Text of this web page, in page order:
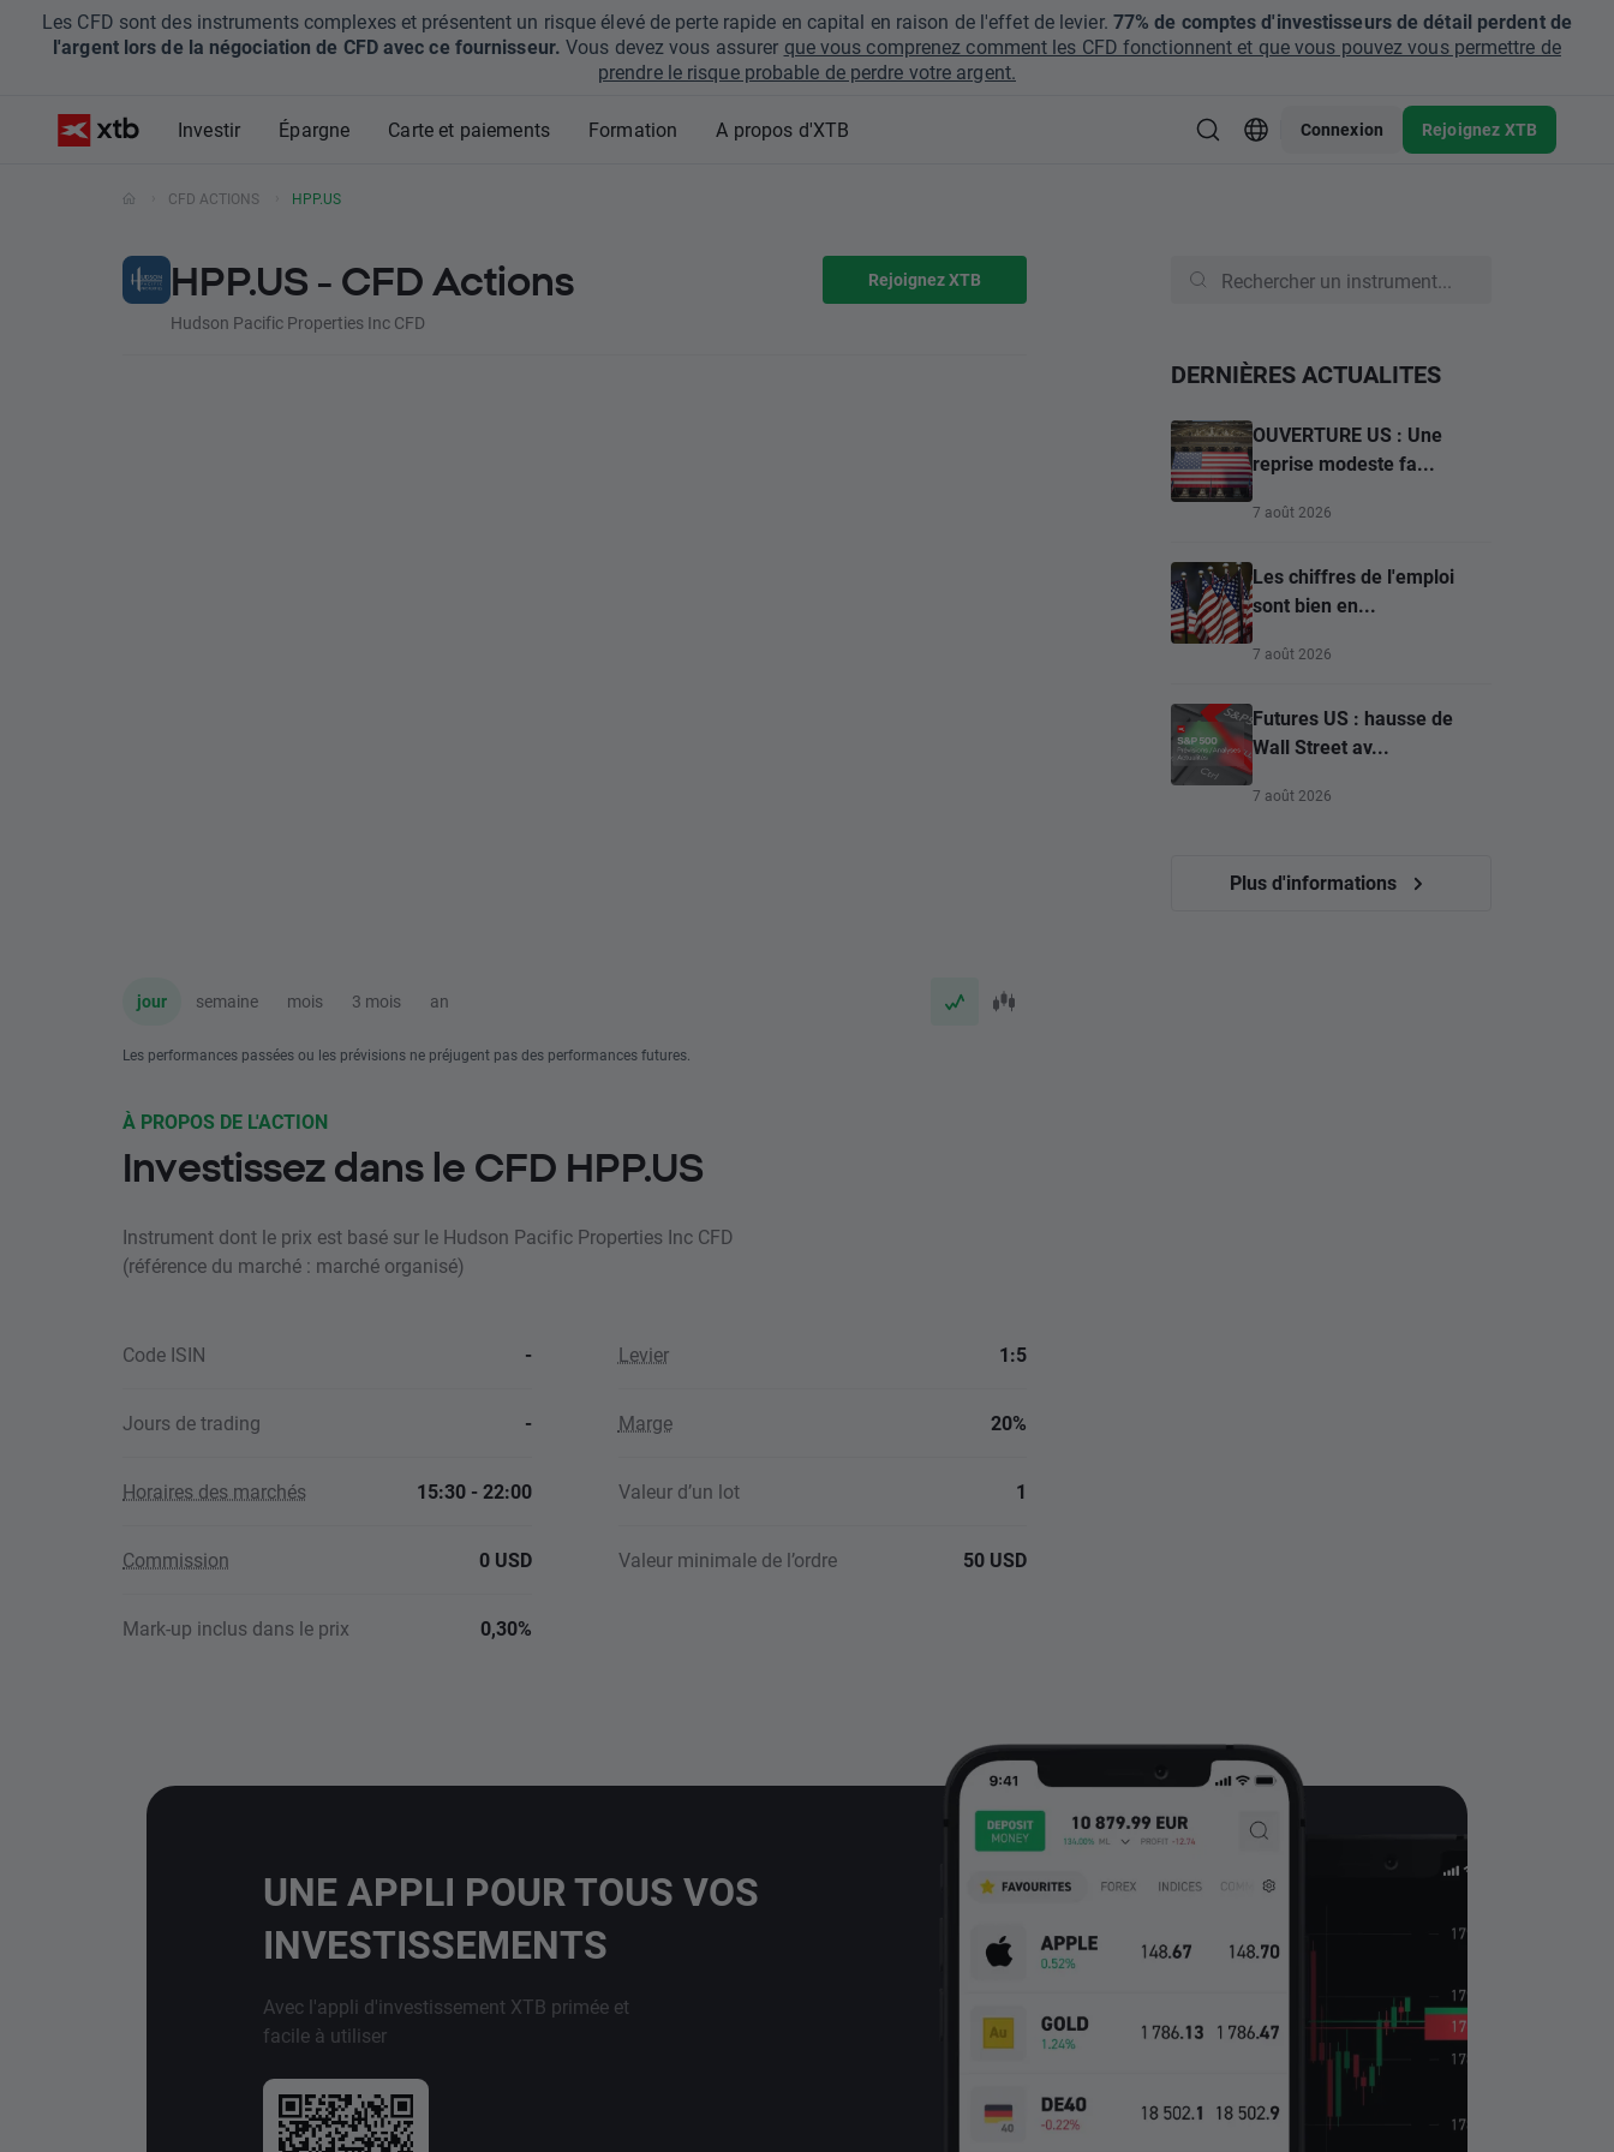
Les CFD sont des instruments complexes et présentent un risque élevé de perte rapide en capital en raison de l'effet de levier. 77% de comptes d'investisseurs de détail perdent de
l'argent lors de la négociation de CFD avec ce fournisseur. Vous devez vous assurer que vous comprenez comment les CFD fonctionnent et que vous pouvez vous permettre de
prendre le risque probable de perdre votre argent.
Investir Épargne Carte et paiements Formation A propos d'XTB Connexion Rejoignez XTB
CFD ACTIONS HPP.US
HPP.US - CFD Actions
Hudson Pacific Properties Inc CFD
Rejoignez XTB
jour semaine mois 3 mois an
Les performances passées ou les prévisions ne préjugent pas des performances futures.
DERNIÈRES ACTUALITES
OUVERTURE US : Une
reprise modeste fa...
7 août 2026
Les chiffres de l'emploi
sont bien en...
7 août 2026
Futures US : hausse de
Wall Street av...
7 août 2026
Plus d'informations
À PROPOS DE L'ACTION
Investissez dans le CFD HPP.US
Instrument dont le prix est basé sur le Hudson Pacific Properties Inc CFD
(référence du marché : marché organisé)
Code ISIN - Levier 1:5
Jours de trading - Marge 20%
Horaires des marchés 15:30 - 22:00 Valeur d’un lot 1
Commission 0 USD Valeur minimale de l’ordre 50 USD
Mark-up inclus dans le prix 0,30%
UNE APPLI POUR TOUS VOS
INVESTISSEMENTS
Avec l'appli d'investissement XTB primée et
facile à utiliser